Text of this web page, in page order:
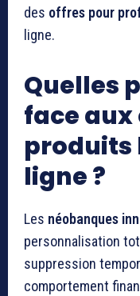
des offres pour
ligne.
Quelles
face
produits
ligne ?
Les néobanques
personnalisation
suppression
comportement